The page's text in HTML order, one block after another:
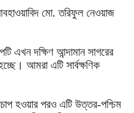
মো. তরিফুল নেওয়াজ
এখন দক্ষিণ আন্দামান সাগরের
আমরা এটি সার্বক্ষণিক
হওয়ার পরও এটি উত্তর-পশ্চিম